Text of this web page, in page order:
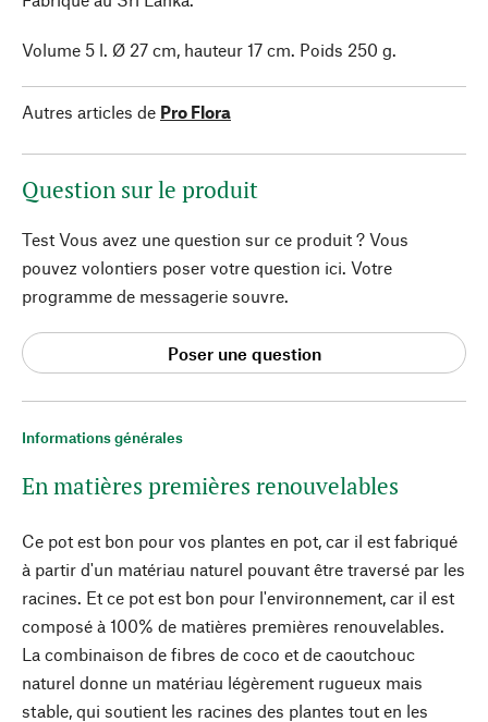
Informations générales
En matières premières renouvelables
Ce pot est bon pour vos plantes en pot, car il est fabriqué
à partir d'un matériau naturel pouvant être traversé par les
racines. Et ce pot est bon pour l'environnement, car il est
composé à 100% de matières premières renouvelables.
La combinaison de fibres de coco et de caoutchouc
naturel donne un matériau légèrement rugueux mais
stable, qui soutient les racines des plantes tout en les
Volume 5 l. Ø 27 cm, hauteur 17 cm. Poids 250 g.
Autres articles de Pro Flora
Question sur le produit
Test Vous avez une question sur ce produit ? Vous
pouvez volontiers poser votre question ici. Votre
programme de messagerie souvre.
Poser une question